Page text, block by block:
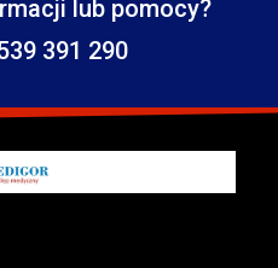
lub pomocy?
391 290